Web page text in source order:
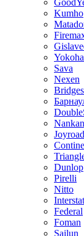
Kumho
Sava
Nexen
Joyroad
Dunlop
Pirelli
Nitto
Federal
Foman
Sailun